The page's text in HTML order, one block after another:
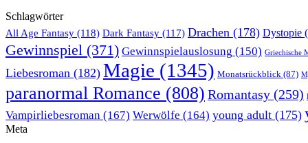
Schlagwörter
All Age Fantasy (118) Dark Fantasy (117) Drachen (178) Dystopie
Gewinnspiel (371) Gewinnspielauslosung (150) Griechische
Liebesroman (182) Magie (1345) Monatsrückblick (87)
paranormal Romance (808) Romantasy (259)
Vampirliebesroman (167) Werwölfe (164) young adult (175)
Meta